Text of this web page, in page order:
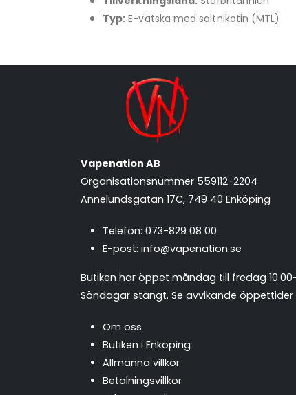
Typ: E-vätska med saltnikotin (MTL)
Vapenation AB
Organisationsnummer 559112-2204
Annelundsgatan 17C, 749 40 Enköping
Telefon: 073-829 08 00
E-post: info@vapenation.se
Butiken har öppet måndag till fredag
Söndagar stängt. Se avvikande
Om oss
Butiken i Enköping
Allmänna villkor
Betalningsvillkor